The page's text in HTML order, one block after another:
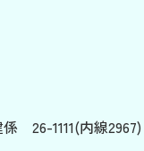
1111(内線2967)